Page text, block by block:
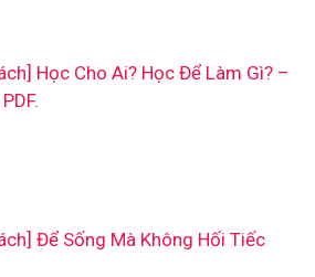
Học Cho Ai? Học Để Làm Gì? –
Để Sống Mà Không Hối Tiếc